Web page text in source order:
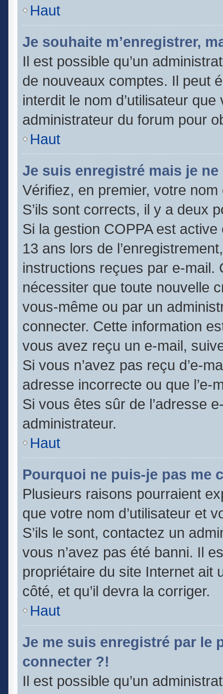
Haut
Je souhaite m’enregistrer,
Il est possible qu’un
de nouveaux comptes. Il peut
interdit le nom d’utilisateur
administrateur du forum pour
Haut
Je suis enregistré mais je
Vérifiez, en premier, votre
S’ils sont corrects, il y a deux
Si la gestion COPPA est
13 ans lors de
instructions reçues par e-mail.
nécessiter que toute nouvelle
vous-même ou par un
connecter. Cette information
vous avez reçu un e-mail,
Si vous n’avez pas reçu d’e-
adresse incorrecte ou que l’e-
Si vous êtes sûr de l’adresse
administrateur.
Haut
Pourquoi ne puis-je pas me
Plusieurs raisons pourraient
que votre nom d’utilisateur et
S’ils le sont, contactez un
vous n’avez pas été banni. Il
propriétaire du site Internet ait
côté, et qu’il devra la corriger.
Haut
Je me suis enregistré par le
connecter ?!
Il est possible qu’un